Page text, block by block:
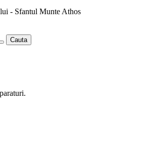
- Sfantul Munte Athos
Cauta